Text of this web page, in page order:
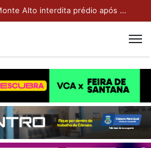
Câmara de Palmas de Monte Alto interdita prédio após desabamento parcial da cobertura